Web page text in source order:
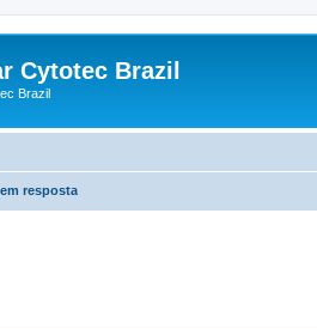
Cytotec Brazil
Brazil
resposta